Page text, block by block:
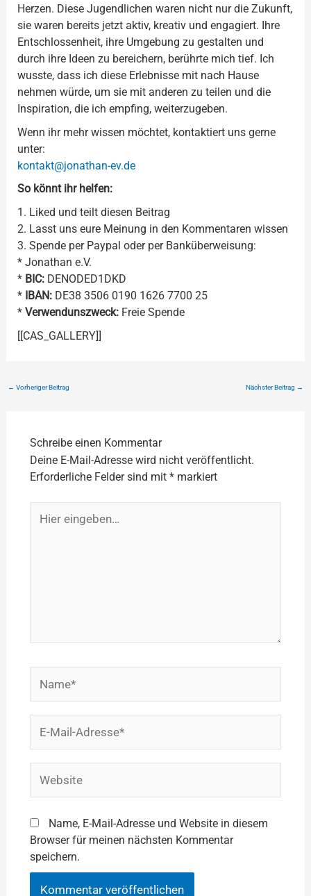
Herzen. Diese Jugendlichen waren nicht nur die Zukunft,
sie waren bereits jetzt aktiv, kreativ und engagiert. Ihre
Entschlossenheit, ihre Umgebung zu gestalten und
durch ihre Ideen zu bereichern, berührte mich tief. Ich
wusste, dass ich diese Erlebnisse mit nach Hause
nehmen würde, um sie mit anderen zu teilen und die
Inspiration, die ich empfing, weiterzugeben.
Wenn ihr mehr wissen möchtet, kontaktiert uns gerne
unter:
kontakt@jonathan-ev.de
So könnt ihr helfen:
1. Liked und teilt diesen Beitrag
2. Lasst uns eure Meinung in den Kommentaren wissen
3. Spende per Paypal oder per Banküberweisung:
* Jonathan e.V.
* BIC:DENODED1DKD
* IBAN:DE38 3506 0190 1626 7700 25
* Verwendunszweck:Freie Spende
[[CAS_GALLERY]]
← Vorheriger Beitrag Nächster Beitrag →
Schreibe einen Kommentar
Deine E-Mail-Adresse wird nicht veröffentlicht.
Erforderliche Felder sind mit *markiert
eingeben…
Mail-
Name, E-Mail-Adresse und Website in diesem
Browser für meinen nächsten Kommentar
speichern.